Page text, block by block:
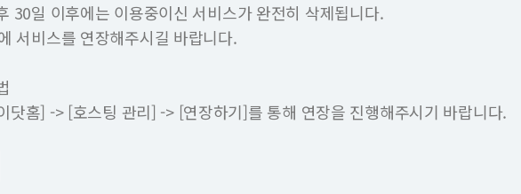
30일 이후에는 이용중이신 서비스가 완전히 삭제됩니다.
서비스를 연장해주시길 바랍니다.
닷홈] -> [호스팅 관리] -> [연장하기]를 통해 연장을 진행해주시기 바랍니다.